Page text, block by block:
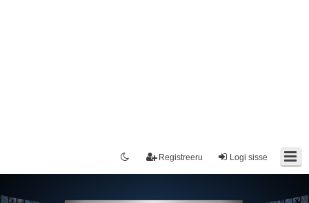
Logi sisse
Registreeru